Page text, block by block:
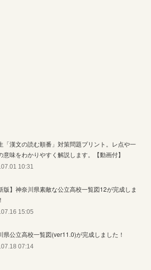
「漢文の読む順番」対策問題プリント。レ点や一
意味をわかりやすく解説します。【動画付】
10:31
版】神奈川県素敵な公立高校一覧図12が完成しま
15:05
県公立高校一覧図(ver11.0)が完成しました！
07:14